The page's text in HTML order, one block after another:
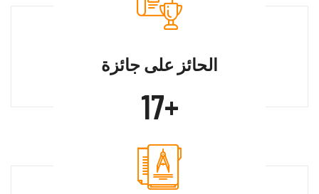
الحائز على جائزة
24+